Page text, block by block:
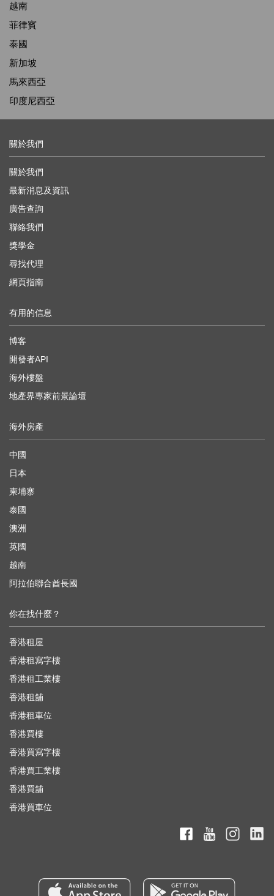
越南
菲律賓
泰國
新加坡
馬來西亞
印度尼西亞
關於我們
關於我們
最新消息及資訊
廣告查詢
聯絡我們
獎學金
尋找代理
網頁指南
有用的信息
博客
開發者API
海外樓盤
地產界專家前景論壇
海外房產
中國
日本
柬埔寨
泰國
澳洲
英國
越南
阿拉伯聯合酋長國
你在找什麼？
香港租屋
香港租寫字樓
香港租工業樓
香港租舖
香港租車位
香港買樓
香港買寫字樓
香港買工業樓
香港買舖
香港買車位